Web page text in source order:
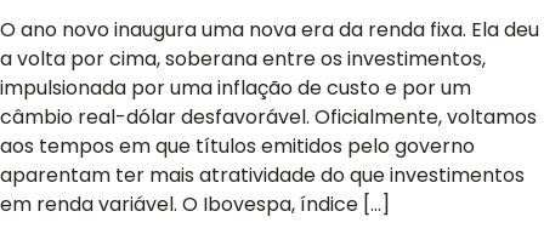
O ano novo inaugura uma nova era da renda fixa. Ela deu
a volta por cima, soberana entre os investimentos,
impulsionada por uma inflação de custo e por um
câmbio real-dólar desfavorável. Oficialmente, voltamos
aos tempos em que títulos emitidos pelo governo
aparentam ter mais atratividade do que investimentos
em renda variável. O Ibovespa, índice […]